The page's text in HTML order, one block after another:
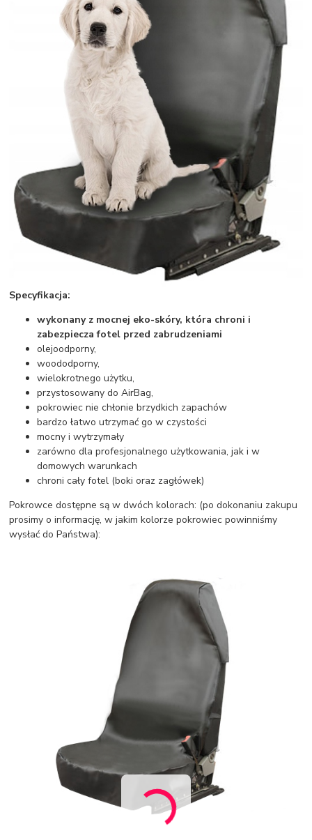
Specyfikacja:
wykonany z mocnej eko-skóry, która chroni i
zabezpiecza fotel przed zabrudzeniami
olejoodporny,
woododporny,
wielokrotnego użytku,
przystosowany do AirBag,
pokrowiec nie chłonie brzydkich zapachów
bardzo łatwo utrzymać go w czystości
mocny i wytrzymały
zarówno dla profesjonalnego użytkowania, jak i w
domowych warunkach
chroni cały fotel (boki oraz zagłówek)
Pokrowce dostępne są w dwóch kolorach: (po dokonaniu zakupu
prosimy o informację, w jakim kolorze pokrowiec powinniśmy
wysłać do Państwa):